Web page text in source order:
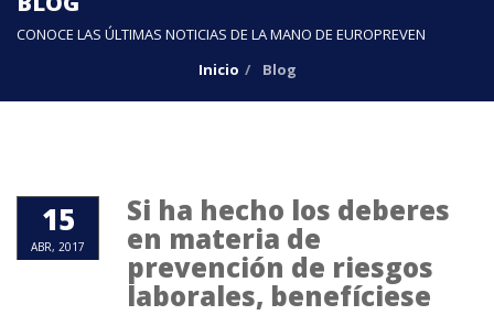
CONOCE LAS ÚLTIMAS NOTICIAS DE LA MANO DE EUROPREVEN
Inicio
Blog
15
ABR, 2017
Si ha hecho los deberes
en materia de
prevención de riesgos
laborales, benefíciese